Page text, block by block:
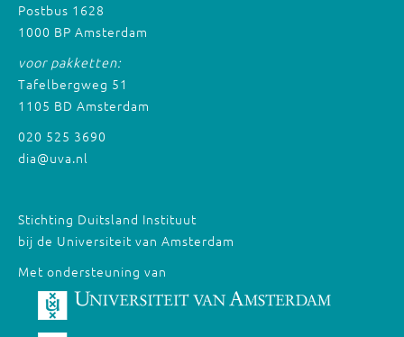
Postbus 1628
1000 BP Amsterdam
voor pakketten:
Tafelbergweg 51
1105 BD Amsterdam
020 525 3690
dia@uva.nl
Stichting Duitsland Instituut
bij de Universiteit van Amsterdam
Met ondersteuning van